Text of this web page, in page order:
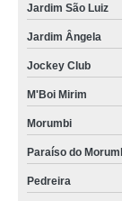
Jardim São Luiz
Jardim Ângela
Jockey Club
M'Boi Mirim
Morumbi
Paraíso do
Pedreira